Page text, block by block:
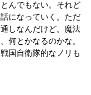
んでもない。それど
になっていく。ただ
しなんだけど。魔法
何とかなるのかな。
国自衛隊的なノリも